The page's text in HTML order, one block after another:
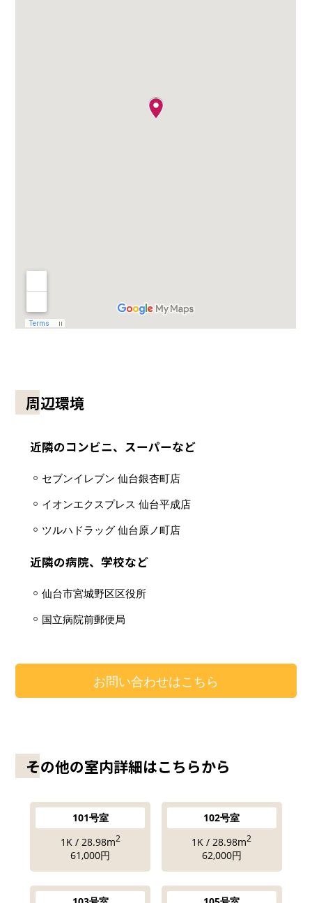
周辺環境
近隣のコンビニ、スーパーなど
セブンイレブン 仙台銀杏町店
イオンエクスプレス 仙台平成店
ツルハドラッグ 仙台原ノ町店
近隣の病院、学校など
仙台市宮城野区区役所
国立病院前郵便局
お問い合わせはこちら
その他の室内詳細はこちらから
101号室
1K / 28.98m2
61,000円
102号室
1K / 28.98m2
62,000円